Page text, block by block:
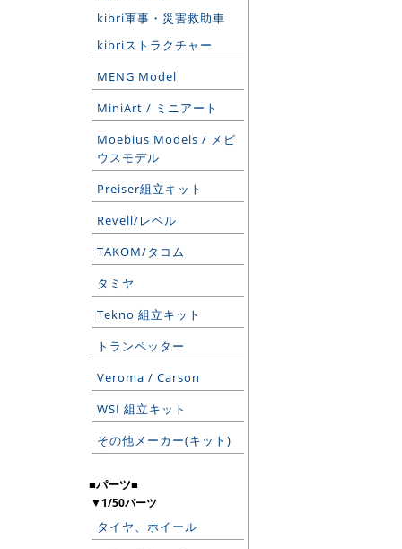
kibri軍事・災害救助車
kibriストラクチャー
MENG Model
MiniArt / ミニアート
Moebius Models / メビ
ウスモデル
Preiser組立キット
Revell/レベル
TAKOM/タコム
タミヤ
Tekno 組立キット
トランペッター
Veroma / Carson
WSI 組立キット
その他メーカー(キット)
■パーツ■
▼1/50パーツ
タイヤ、ホイール